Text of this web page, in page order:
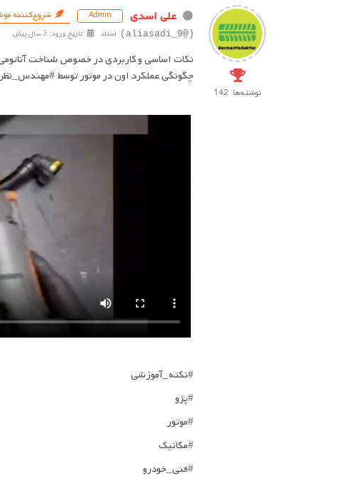
نوشته‌ها: 142
علی اسدی Admin شروع‌کننده
(@aliasadi_9) استاد تاریخ ورود: 3 سال پیش
چگونگی عملکرد اون در موتور توسط
#نکته_آموزشی
#پژو
#موتور
#مکانیک
#فنی_خودرو